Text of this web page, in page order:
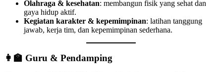
Olahraga & kesehatan: membangun fisik yang sehat dan
gaya hidup aktif.
Kegiatan karakter & kepemimpinan: latihan tanggung
jawab, kerja tim, dan kepemimpinan sederhana.
👩‍🏫 Guru & Pendamping